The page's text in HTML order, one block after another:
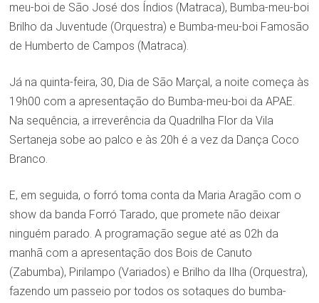
meu-boi de São José dos Índios (Matraca), Bumba-meu-boi
Brilho da Juventude (Orquestra) e Bumba-meu-boi Famosão
de Humberto de Campos (Matraca).
Já na quinta-feira, 30, Dia de São Marçal, a noite começa às
19h00 com a apresentação do Bumba-meu-boi da APAE.
Na sequência, a irreverência da Quadrilha Flor da Vila
Sertaneja sobe ao palco e às 20h é a vez da Dança Coco
Branco.
E, em seguida, o forró toma conta da Maria Aragão com o
show da banda Forró Tarado, que promete não deixar
ninguém parado. A programação segue até as 02h da
manhã com a apresentação dos Bois de Canuto
(Zabumba), Pirilampo (Variados) e Brilho da Ilha (Orquestra),
fazendo um passeio por todos os sotaques do bumba-